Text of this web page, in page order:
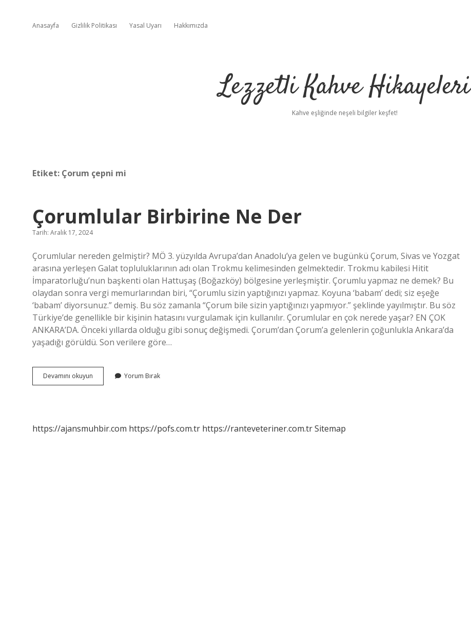
Anasayfa Gizlilik Politikası Yasal Uyarı Hakkımızda
Lezzetli Kahve Hikayeleri
Kahve eşliğinde neşeli bilgiler keşfet!
Etiket: Çorum çepni mi
Çorumlular Birbirine Ne Der
Tarih: Aralık 17, 2024
Çorumlular nereden gelmiştir? MÖ 3. yüzyılda Avrupa’dan Anadolu’ya gelen ve bugünkü Çorum, Sivas ve Yozgat
arasına yerleşen Galat topluluklarının adı olan Trokmu kelimesinden gelmektedir. Trokmu kabilesi Hitit
İmparatorluğu’nun başkenti olan Hattuşaş (Boğazköy) bölgesine yerleşmiştir. Çorumlu yapmaz ne demek? Bu
olaydan sonra vergi memurlarından biri, “Çorumlu sizin yaptığınızı yapmaz. Koyuna ‘babam’ dedi; siz eşeğe
‘babam’ diyorsunuz.” demiş. Bu söz zamanla “Çorum bile sizin yaptığınızı yapmıyor.” şeklinde yayılmıştır. Bu söz
Türkiye’de genellikle bir kişinin hatasını vurgulamak için kullanılır. Çorumlular en çok nerede yaşar? EN ÇOK
ANKARA’DA. Önceki yıllarda olduğu gibi sonuç değişmedi. Çorum’dan Çorum’a gelenlerin çoğunlukla Ankara’da
yaşadığı görüldü. Son verilere göre…
Devamını okuyun Çorumlular
Birbirine
Yorum Bırak
https://ajansmuhbir.com https://pofs.com.tr https://ranteveteriner.com.trSitemap